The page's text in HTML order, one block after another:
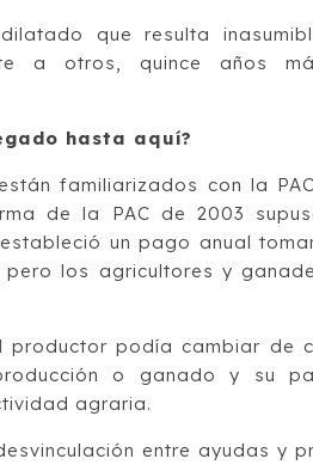
que resulta
a otros, quince años
hasta aquí?
familiarizados con la
de la PAC de 2003
un pago anual
los agricultores y
podía cambiar de
o ganado y su
agraria.
entre ayudas y